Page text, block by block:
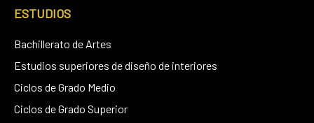
ESTUDIOS
Bachillerato de Artes
Estudios superiores de diseño de interiores
Ciclos de Grado Medio
Ciclos de Grado Superior